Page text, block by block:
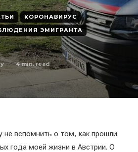
КОРОНАВИРУС
ЭМИГРАНТА
4min. read
не вспомнить о том, как прошли
года моей жизни в Австрии. О